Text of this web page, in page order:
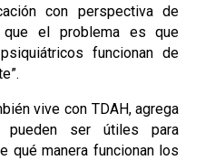
con perspectiva de
que el problema es que
funcionan de
vive con TDAH, agrega
pueden ser útiles para
qué manera funcionan los